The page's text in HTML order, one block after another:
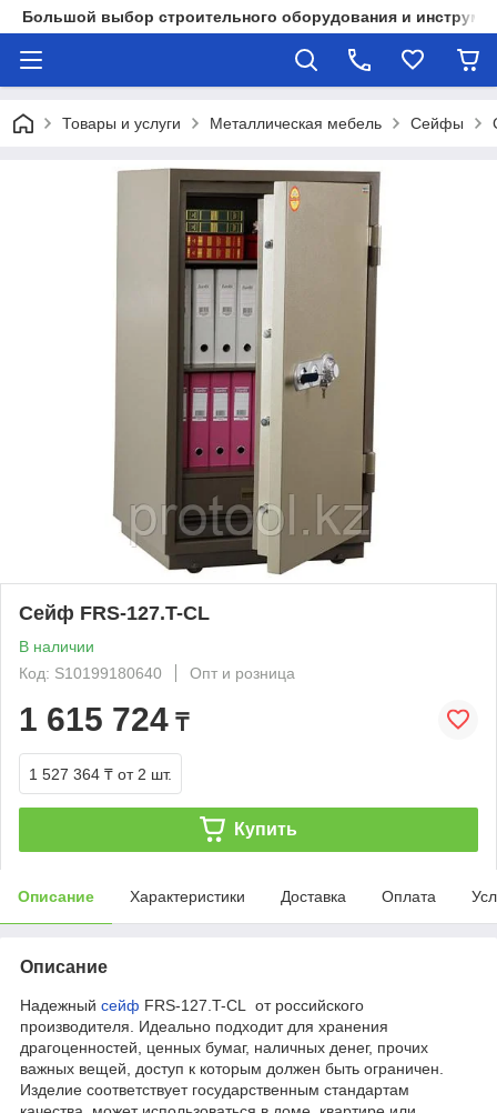
Большой выбор строительного оборудования и
Товары и услуги Металлическая мебель Сейфы
Сейф FRS-127.T-CL
В наличии
Код: S10199180640
Опт и розница
1 615 724 ₸
1 527 364 ₸ от 2 шт.
Купить
Описание Характеристики Доставка Оплата
Описание
Надежный сейф FRS-127.T-CL от российского
производителя. Идеально подходит для хранения
драгоценностей, ценных бумаг, наличных денег, прочих
важных вещей, доступ к которым должен быть ограничен.
Изделие соответствует государственным стандартам